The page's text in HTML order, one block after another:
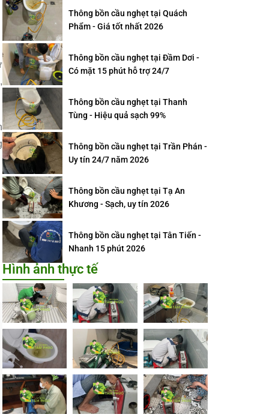
Thông bồn cầu nghẹt tại Quách
Phẩm - Giá tốt nhất 2026
Thông bồn cầu nghẹt tại Đầm Dơi -
Có mặt 15 phút hỗ trợ 24/7
Thông bồn cầu nghẹt tại Thanh
Tùng - Hiệu quả sạch 99%
Thông bồn cầu nghẹt tại Trần Phán -
Uy tín 24/7 năm 2026
Thông bồn cầu nghẹt tại Tạ An
Khương - Sạch, uy tín 2026
Thông bồn cầu nghẹt tại Tân Tiến -
Nhanh 15 phút 2026
Hình ảnh thực tế